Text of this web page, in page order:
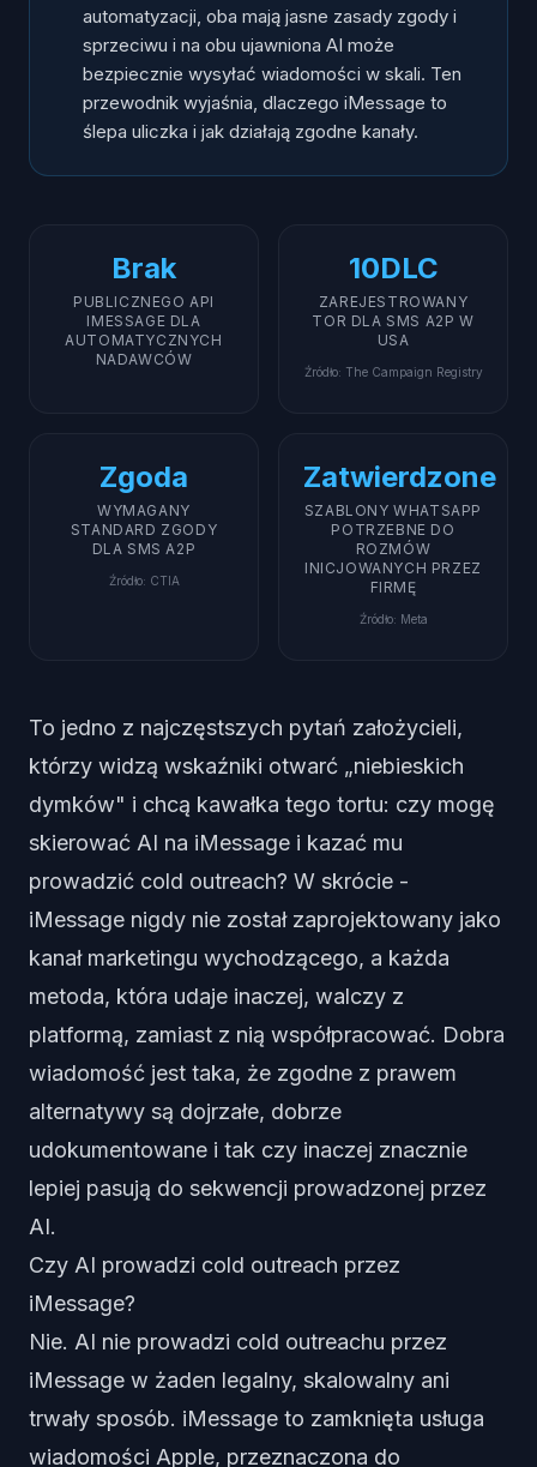
automatyzacji, oba mają jasne zasady zgody i
sprzeciwu i na obu ujawniona AI może
bezpiecznie wysyłać wiadomości w skali. Ten
przewodnik wyjaśnia, dlaczego iMessage to
ślepa uliczka i jak działają zgodne kanały.
Brak
PUBLICZNEGO API
IMESSAGE DLA
AUTOMATYCZNYCH
NADAWCÓW
10DLC
ZAREJESTROWANY
TOR DLA SMS A2P W
USA
Źródło: The Campaign Registry
Zgoda
WYMAGANY
STANDARD ZGODY
DLA SMS A2P
Źródło: CTIA
Zatwierdzone
SZABLONY WHATSAPP
POTRZEBNE DO
ROZMÓW
INICJOWANYCH PRZEZ
FIRMĘ
Źródło: Meta
To jedno z najczęstszych pytań założycieli,
którzy widzą wskaźniki otwarć „niebieskich
dymków" i chcą kawałka tego tortu: czy mogę
skierować AI na iMessage i kazać mu
prowadzić cold outreach? W skrócie -
iMessage nigdy nie został zaprojektowany jako
kanał marketingu wychodzącego, a każda
metoda, która udaje inaczej, walczy z
platformą, zamiast z nią współpracować. Dobra
wiadomość jest taka, że zgodne z prawem
alternatywy są dojrzałe, dobrze
udokumentowane i tak czy inaczej znacznie
lepiej pasują do sekwencji prowadzonej przez
AI.
Czy AI prowadzi cold outreach przez
iMessage?
Nie. AI nie prowadzi cold outreachu przez
iMessage w żaden legalny, skalowalny ani
trwały sposób. iMessage to zamknięta usługa
wiadomości Apple, przeznaczona do